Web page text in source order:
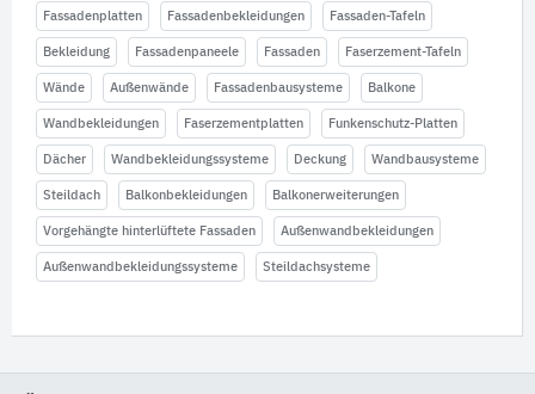
Fassadenplatten Fassadenbekleidungen Fassaden-Tafeln
Bekleidung Fassadenpaneele Fassaden Faserzement-Tafeln
Wände Außenwände Fassadenbausysteme Balkone
Wandbekleidungen Faserzementplatten Funkenschutz-Platten
Dächer Wandbekleidungssysteme Deckung Wandbausysteme
Steildach Balkonbekleidungen Balkonerweiterungen
Vorgehängte hinterlüftete Fassaden Außenwandbekleidungen
Außenwandbekleidungssysteme Steildachsysteme